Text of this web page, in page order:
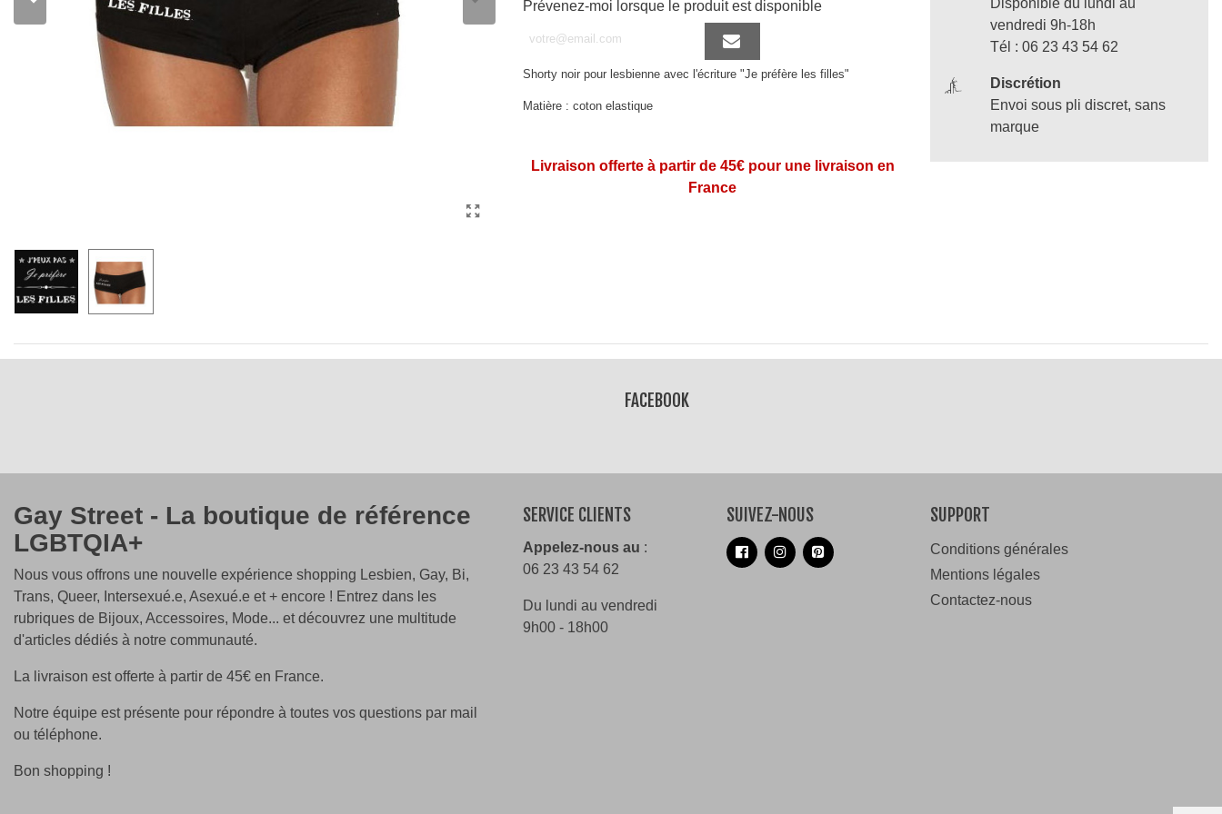
Prévenez-moi lorsque le produit est disponible
Shorty noir pour lesbienne avec l'écriture "Je préfère les filles"
Matière : coton elastique
Livraison offerte à partir de 45€ pour une livraison en
France
Disponible du lundi au
vendredi 9h-18h
Tél : 06 23 43 54 62
Discrétion
Envoi sous pli discret, sans
marque
FACEBOOK
Gay Street - La boutique de référence
LGBTQIA+
Nous vous offrons une nouvelle expérience shopping Lesbien, Gay, Bi,
Trans, Queer, Intersexué.e, Asexué.e et + encore ! Entrez dans les
rubriques de Bijoux, Accessoires, Mode... et découvrez une multitude
d'articles dédiés à notre communauté.
La livraison est offerte à partir de 45€ en France.
Notre équipe est présente pour répondre à toutes vos questions par mail
ou téléphone.
Bon shopping !
SERVICE CLIENTS
Appelez-nous au :
06 23 43 54 62
Du lundi au vendredi
9h00 - 18h00
SUIVEZ-NOUS SUPPORT
Conditions générales
Mentions légales
Contactez-nous